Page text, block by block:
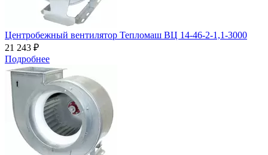
Центробежный вентилятор Тепломаш ВЦ 14-46-2-1,1-3000
21 243 ₽
Подробнее